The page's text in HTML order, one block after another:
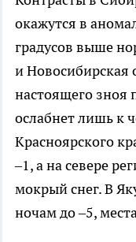
окажутся в
градусов выше
и Новосибирская
настоящего зноя
ослабнет лишь к
Красноярского
–1, а на севере
мокрый снег. В
ночам до –5,